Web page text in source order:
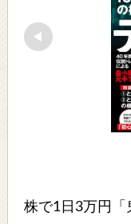
株で1日3万円「